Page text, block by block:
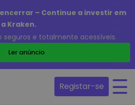
– Continue a investir em
Kraken.
seguros e totalmente acessíveis.
Ler anúncio
Registar-se